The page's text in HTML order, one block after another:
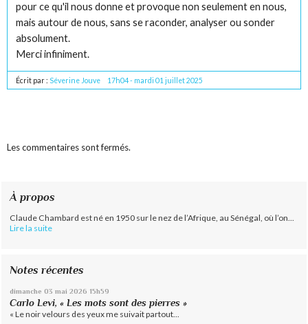
pour ce qu'il nous donne et provoque non seulement en nous,
mais autour de nous, sans se raconder, analyser ou sonder
absolument.
Merci infiniment.
Écrit par : Séverine Jouve 17h04- mardi 01 juillet 2025
Les commentaires sont fermés.
À propos
Claude Chambard est né en 1950 sur le nez de l’Afrique, au Sénégal, où l’on...
Lire la suite
Notes récentes
dimanche 03 mai 2026 15h59
Carlo Levi, « Les mots sont des pierres »
« Le noir velours des yeux me suivait partout...